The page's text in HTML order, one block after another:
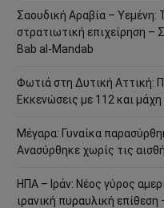
Σαουδική Αραβία – Υεμένη:
στρατιωτική επιχείρηση –
Bab al-Mandab
Φωτιά στη Δυτική Αττική:
Εκκενώσεις με 112 και
Μέγαρα: Γυναίκα
Ανασύρθηκε χωρίς τις
ΗΠΑ – Ιράν: Νέος γύρος
ιρανική πυραυλική